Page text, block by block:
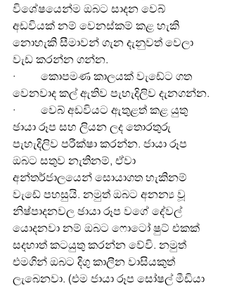
විශේෂයෙන්ම ඔබට සාදන වෙබ්
අඩවියක් නම් වෙනස්කම් කළ හැකි
නොහැකි සීමාවන් ගැන දැනුවත් වෙලා
වැඩ කරන්න ගන්න.
·         කොපමණ කාලයක් වැඩේට ගත
වෙනවාද කල් ඇතිව පැහැදිලිව දැනගන්න.
·         වෙබ් අඩවියට ඇතුළත් කළ යුතු
ඡායා රූප සහ ලියන ලද තොරතුරු
පැහැදිලිව පරීක්ෂා කරන්න. ජායා රූප
ඔබට සතුව නැතිනම්, ඒවා
අන්තර්ජාලයෙන් සොයාගත හැකිනම්
වැඩේ පහසුයි. නමුත් ඔබට අනන්‍ය වූ
නිෂ්පාදනවල ඡායා රූප වගේ දේවල්
යොදනවා නම් ඔබට ෆොටෝ ෂුට් එකක්
සදහාත් කටයුතු කරන්න වේවි. නමුත්
එමගින් ඔබට දිගු කාලීන වාසියකුත්
ලැබෙනවා. (එම ජායා රූප සෝෂල් මීඩියා